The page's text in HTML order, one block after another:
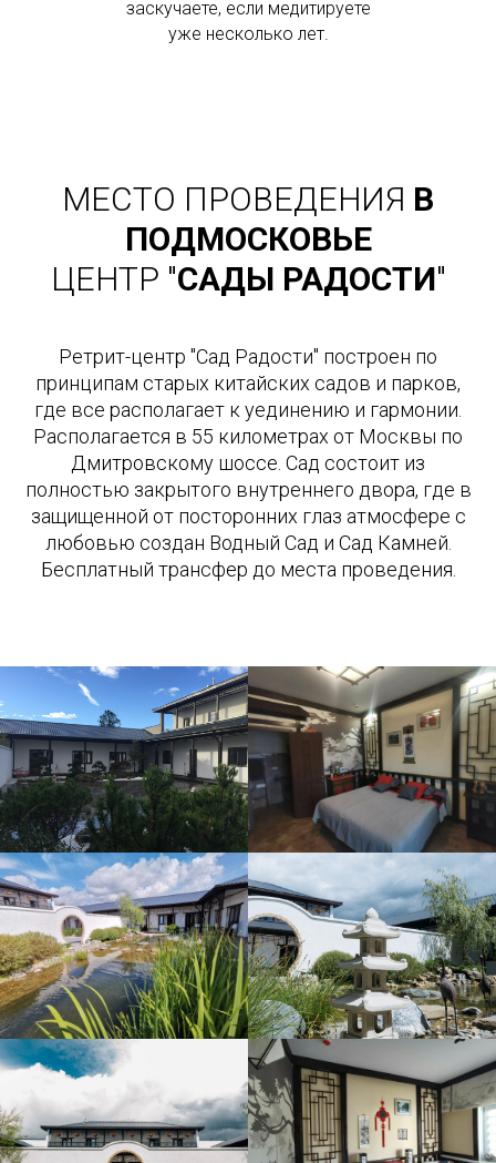
заскучаете, если медитируете
уже несколько лет.
МЕСТО ПРОВЕДЕНИЯ В
ПОДМОСКОВЬЕ
ЦЕНТР "САДЫ РАДОСТИ"
Ретрит-центр "Сад Радости" построен по
принципам старых китайских садов и парков,
где все располагает к уединению и гармонии.
Располагается в 55 километрах от Москвы по
Дмитровскому шоссе. Сад состоит из
полностью закрытого внутреннего двора, где в
защищенной от посторонних глаз атмосфере с
любовью создан Водный Сад и Сад Камней.
Бесплатный трансфер до места проведения.